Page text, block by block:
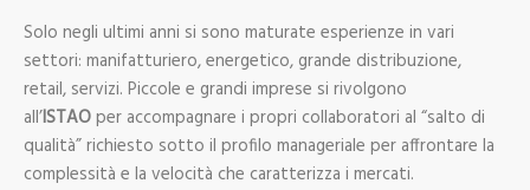
Solo negli ultimi anni si sono maturate esperienze in vari
settori: manifatturiero, energetico, grande distribuzione,
retail, servizi. Piccole e grandi imprese si rivolgono
all’ISTAOper accompagnare i propri collaboratori al “salto di
qualità” richiesto sotto il profilo manageriale per affrontare la
complessità e la velocità che caratterizza i mercati.